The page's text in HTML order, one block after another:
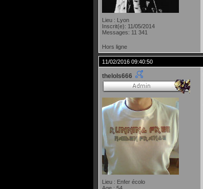
Lieu : Lyon
Inscrit(e): 11/05/2014
Messages: 11 341
Hors ligne
11/02/2016 09:40:50
thelols666
Lieu : Enfer écolo